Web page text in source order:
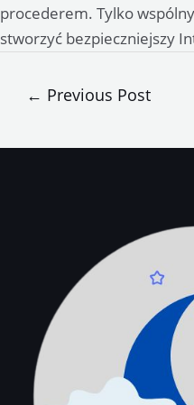
procederem. Tylko
stworzyć bezpieczniejszy
← Previous Post